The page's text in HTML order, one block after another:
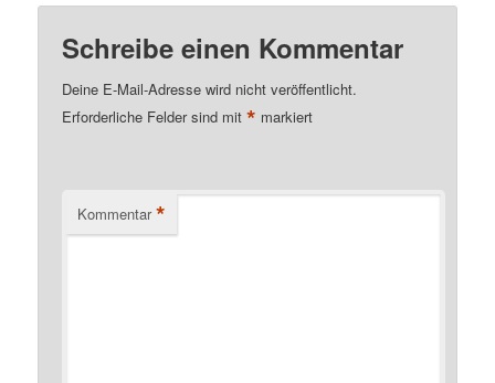
Schreibe einen Kommentar
Deine E-Mail-Adresse wird nicht veröffentlicht.
Erforderliche Felder sind mit* markiert
Kommentar *